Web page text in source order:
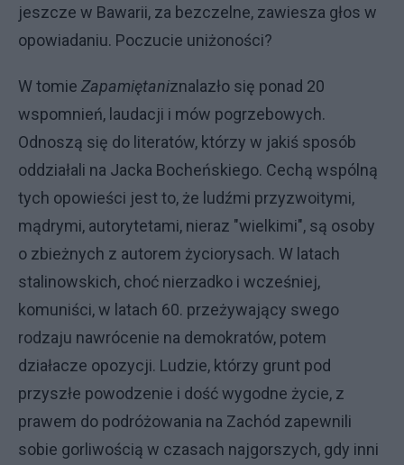
jeszcze w Bawarii, za bezczelne, zawiesza głos w
opowiadaniu. Poczucie uniżoności?
W tomie Zapamiętaniznalazło się ponad 20
wspomnień, laudacji i mów pogrzebowych.
Odnoszą się do literatów, którzy w jakiś sposób
oddziałali na Jacka Bocheńskiego. Cechą wspólną
tych opowieści jest to, że ludźmi przyzwoitymi,
mądrymi, autorytetami, nieraz "wielkimi", są osoby
o zbieżnych z autorem życiorysach. W latach
stalinowskich, choć nierzadko i wcześniej,
komuniści, w latach 60. przeżywający swego
rodzaju nawrócenie na demokratów, potem
działacze opozycji. Ludzie, którzy grunt pod
przyszłe powodzenie i dość wygodne życie, z
prawem do podróżowania na Zachód zapewnili
sobie gorliwością w czasach najgorszych, gdy inni